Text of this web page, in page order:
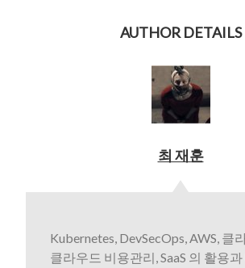
AUTHOR DETAILS
최 재훈
Kubernetes, DevSecOps, AWS, 클
클라우드 비용관리, SaaS 의 활용